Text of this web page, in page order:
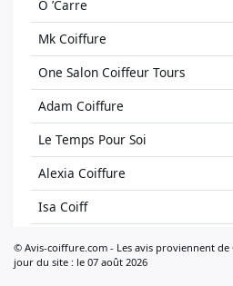
O ’Carre
Mk Coiffure
One Salon Coiffeur Tours
Adam Coiffure
Le Temps Pour Soi
Alexia Coiffure
Isa Coiff
Jolies Mômes Coiffure
© Avis-coiffure.com - Les avis proviennent de
jour du site : le 07 août 2026